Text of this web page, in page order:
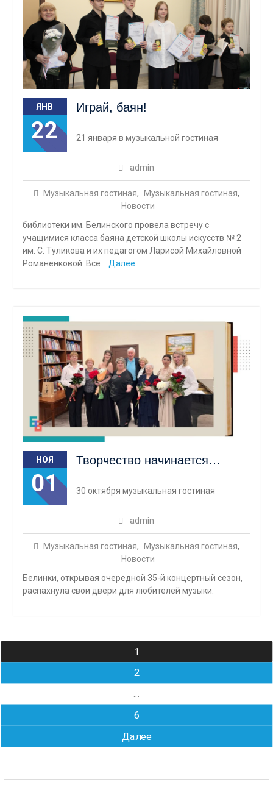
ЯНВ
22
Играй, баян!
admin
Музыкальная гостиная, Музыкальная гостиная,
Новости
21 января в музыкальной гостиная
библиотеки им. Белинского провела встречу с
учащимися класса баяна детской школы искусств № 2
им. С. Туликова и их педагогом Ларисой Михайловной
Романенковой. Все
Далее
НОЯ
01
Творчество начинается…
admin
Музыкальная гостиная, Музыкальная гостиная,
Новости
30 октября музыкальная гостиная
Белинки, открывая очередной 35-й концертный сезон,
распахнула свои двери для любителей музыки.
Навигация
по
записям
1
2
…
6
Далее